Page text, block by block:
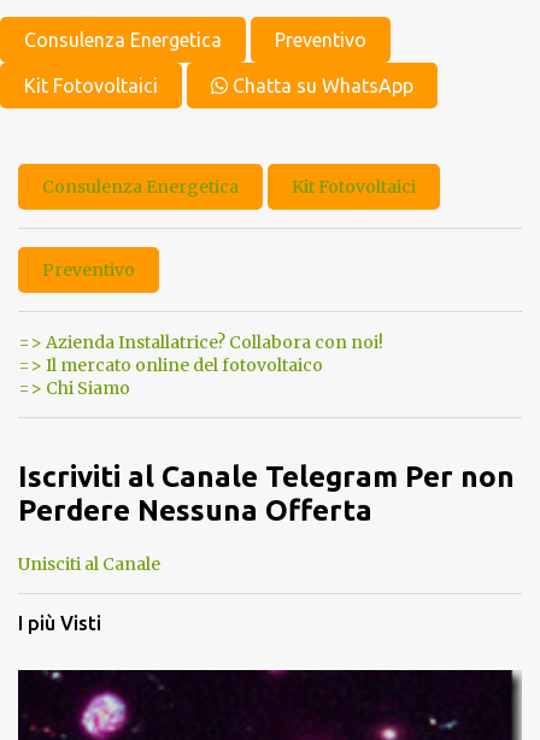
Consulenza Energetica Preventivo
Kit Fotovoltaici Chatta su WhatsApp
Consulenza Energetica Kit Fotovoltaici
Preventivo
=> Azienda Installatrice? Collabora con noi!
=> Il mercato online del fotovoltaico
=> Chi Siamo
Iscriviti al Canale Telegram Per non
Perdere Nessuna Offerta
Unisciti al Canale
I più Visti